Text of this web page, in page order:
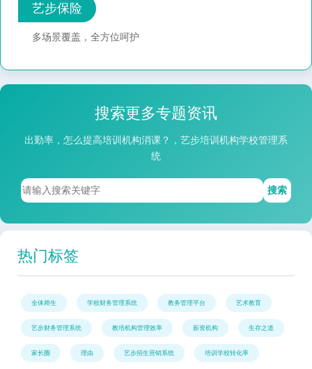
艺步保险
多场景覆盖，全方位呵护
搜索更多专题资讯
出勤率，怎么提高培训机构消课？，艺步培训机构学校管理系
统
搜索
热门标签
全体师生 学校财务管理系统 教务管理平台 艺术教育
艺步财务管理系统 教培机构管理效率 薪资机构 生存之道
家长圈 理由 艺步招生营销系统 培训学校转化率